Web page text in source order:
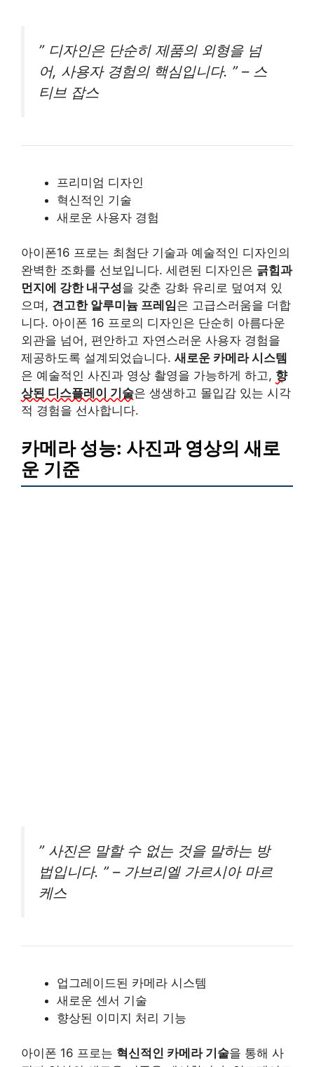
” 디자인은 단순히 제품의 외형을 넘
어, 사용자 경험의 핵심입니다. ” – 스
티브 잡스
프리미엄 디자인
혁신적인 기술
새로운 사용자 경험
아이폰16 프로는 최첨단 기술과 예술적인 디자인의
완벽한 조화를 선보입니다. 세련된 디자인은 긁힘과
먼지에 강한 내구성을 갖춘 강화 유리로 덮여져 있
으며, 견고한 알루미늄 프레임은 고급스러움을 더합
니다. 아이폰 16 프로의 디자인은 단순히 아름다운
외관을 넘어, 편안하고 자연스러운 사용자 경험을
제공하도록 설계되었습니다. 새로운 카메라 시스템
은 예술적인 사진과 영상 촬영을 가능하게 하고, 향
상된 디스플레이 기술은 생생하고 몰입감 있는 시각
적 경험을 선사합니다.
카메라 성능: 사진과 영상의 새로
운 기준
” 사진은 말할 수 없는 것을 말하는 방
법입니다. ” – 가브리엘 가르시아 마르
케스
업그레이드된 카메라 시스템
새로운 센서 기술
향상된 이미지 처리 기능
아이폰 16 프로는 혁신적인 카메라 기술을 통해 사